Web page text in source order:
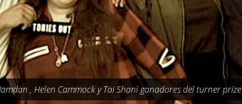
, Helen Cammock y Tai Shani ganadores del turner prize